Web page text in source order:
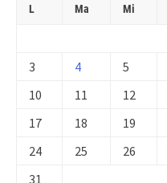
L Ma Mi
3
4 5
10
11 12
17
18 19
24
25 26
31